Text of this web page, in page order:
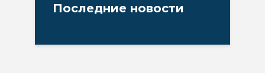
Последние новости